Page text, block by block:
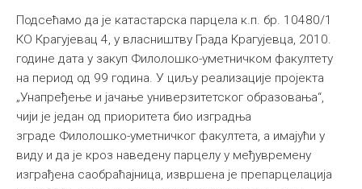
Подсећамо да је катастарска парцела к.п. бр. 10480/1
КО Крагујевац 4, у власништву Града Крагујевца, 2010.
године дата у закуп Филолошко-уметничком факултету
на период од 99 година. У циљу реализације пројекта
„Унапређење и јачање универзитетског образовања“,
чији је један од приоритета био изградња
зграде Филолошко-уметничког факултета, а имајући у
виду и да је кроз наведену парцелу у међувремену
изграђена саобраћајница, извршена је препарцелација